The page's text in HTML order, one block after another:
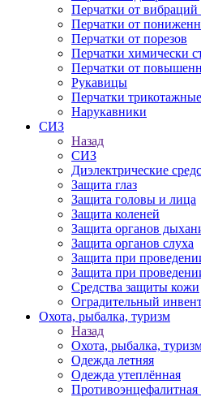
Перчатки от
Перчатки от
Перчатки от порезов
Перчатки химически
Перчатки от
Рукавицы
Перчатки трикотажные
Нарукавники
СИЗ
Назад
СИЗ
Диэлектрические
Защита глаз
Защита головы и лица
Защита коленей
Защита органов
Защита органов слуха
Защита при
Защита при
Средства защиты кожи
Оградительный
Охота, рыбалка, туризм
Назад
Охота, рыбалка,
Одежда летняя
Одежда утеплённая
Противоэнцефалитная